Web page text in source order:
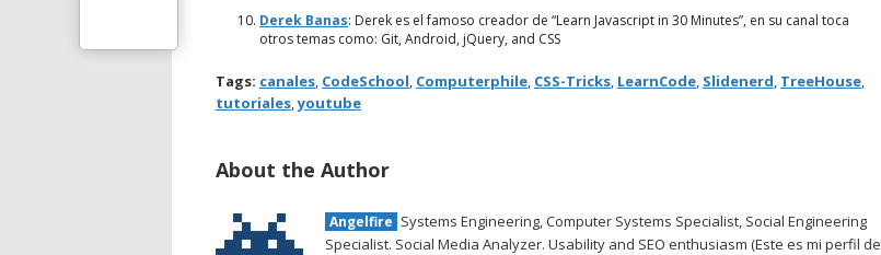
Derek Banas: Derek es el famoso creador de “Learn Javascript in 30 Minutes”, en su canal toca
otros temas como: Git, Android, jQuery, and CSS
Tags: canales, CodeSchool, Computerphile, CSS-Tricks, LearnCode, Slidenerd, TreeHouse,
tutoriales,youtube
About the Author
Angelfire Systems Engineering, Computer Systems Specialist, Social Engineering
Specialist. Social Media Analyzer. Usability and SEO enthusiasm (Este es mi perfil de